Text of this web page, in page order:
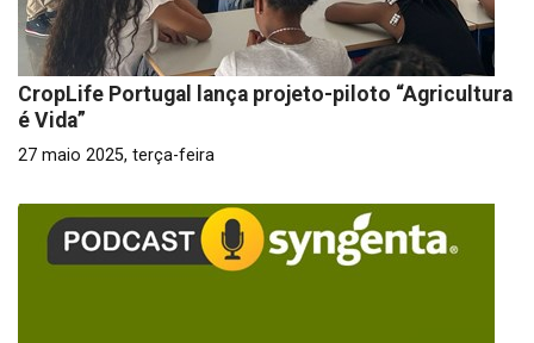
CropLife Portugal lança projeto-piloto “Agricultura
é Vida”
27 maio 2025, terça-feira